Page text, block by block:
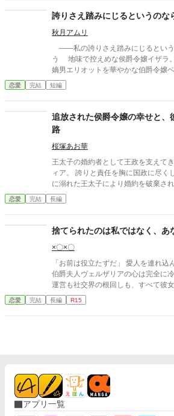
者・セドリック王子が、なぜか彼女
「今度こそ、私が君を守る」と誓うのだ。 運命に抗う
失った令嬢が、思いがけない波乱に
めたはずの人生で、彼女を待ち受け
誇りさえ踏みにじるというのな
秋月アムリ
――私の誇りさえ踏みにじるという
う 地味で控えめな侯爵令嬢イザラ。彼女は、婚約者である公爵
嫡男エリオットを華やかな伯爵令嬢
の愛」を見つけたという身勝手な理
つけられる。 ベアトリスからは地
侯爵家の誇りを守るため不当な破棄
人で反撃の証拠集めを開始する。
交界から距離を置き、冷徹と噂され
イザラの持つ鋼のような意志と冷静
式な協力者となる。 しかし、そんな彼女を待っていたのは「辺
境伯と不貞を働いている」という、
―
恋愛 完結 短編
追放された侯爵令嬢の幸せと、
路
桜塚あお華
王太子の婚約者として王政を支えて
ィア。 誇りと責任を胸に国政に尽く
に溺れた王太子により婚約を破棄さ
て国外追放されてしまう。 全てを失
セレスティアは、一人の男――平民出
重し、愛し始める。 一方、セレスティアを追い出した王太子と王
妃、貴族たちは、彼女のいない国を
と、だが確実に滅びへの道を歩んで
嬢が手に入れる、 真の愛と幸せな居
てた者たちが辿る、因果応報の末路の
恋愛 完結 長編
捨てられたのは私ではなく、あ
×〇×〇
「お前は役立たずだ」 愛人を連れ込んだ夫にそう言われた瞬間、
伯爵夫人ヴェルザリアの心は完全に
運営も社交界の根回しも、すべて彼
ず、夫はその価値を理解していなか
ない。 夫への愛も、伯爵家への献身
ス！
恋愛 完結 長編 R15
アプリ一覧